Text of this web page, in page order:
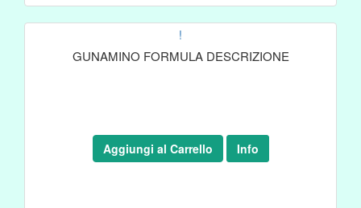
!
GUNAMINO FORMULA DESCRIZIONE
Aggiungi al Carrello Info